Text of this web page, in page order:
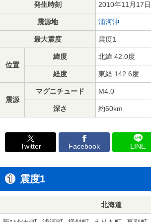
発生時刻 2010年11月17
震源地 浦河沖
最大震度 震度1
位置
緯度 北緯 42.0度
経度 東経 142.6度
震源
マグニチュード M4.0
深さ 約60km
Twitter Facebook LINE
震度1
北海道